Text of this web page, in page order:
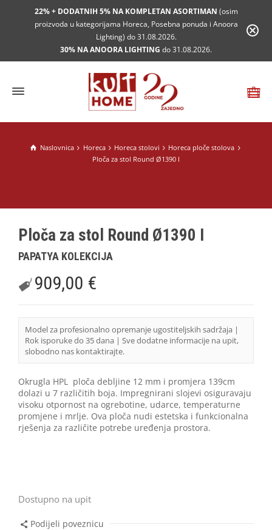
22% + DODATNIH 5% NA KOMPLETAN ASORTIMAN (osim
proizvoda u kategorijama Horeca, Posebna ponuda i Anoora
Lighting) do 31.08.2026.
30% NA ANOORA LIGHTING do 31.08.2026.
Naslovnica Horeca Horeca stolovi
Horeca ploče stolova
Ploča za stol Round Ø1390 I
Ploča za stol Round Ø1390 I
PAPATYA KOLEKCIJA
909,00 €
Model za profesionalno opremanje ugostiteljskih sadržaja |
Rok isporuke do 35 dana | Sve dodatne informacije na upit,
slobodno nas kontaktirajte.
Okrugla HPL ploča debljine 12 mm i promjera 139cm
dolazi u 7 različitih boja. Impregnirani slojevi osiguravaju
visoku otpornost na ogrebotine, udarce, temperaturne
promjene i mrlje. Ova ploča nudi estetska i funkcionalna
rješenja za različite potrebe uređenja prostora.
Dostupno na upit
Podijeli poveznicu